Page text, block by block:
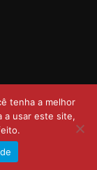
tenha a melhor
a usar este site,